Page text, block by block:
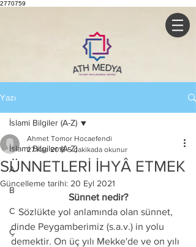
2770759
Yazı
İslami Bilgiler (A-Z)
A
B
C
Ç
İslami Bilgiler (A-Z)
SÜNNETLERİ İHYÂ ETMEK
Ahmet Tomor Hocaefendi
27 Kas 2018 5 dakikada okunur
Güncelleme tarihi: 20 Eyl 2021
Sünnet nedir?
   Sözlükte yol anlamında olan sünnet,
dinde Peygamberimiz (s.a.v.) in yolu
demektir. On üç yılı Mekke'de ve on yılı